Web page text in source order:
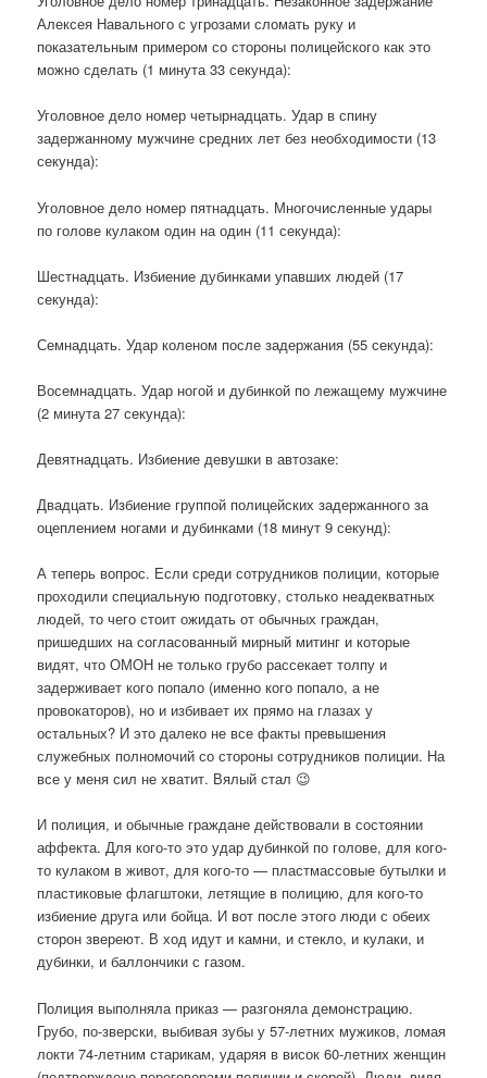
Алексея Навального с угрозами сломать руку и
показательным примером со стороны полицейского как это
можно сделать (1 минута 33 секунда):
Уголовное дело номер четырнадцать. Удар в спину
задержанному мужчине средних лет без необходимости (13
секунда):
Уголовное дело номер пятнадцать. Многочисленные удары
по голове кулаком один на один (11 секунда):
Шестнадцать. Избиение дубинками упавших людей (17
секунда):
Семнадцать. Удар коленом после задержания (55 секунда):
Восемнадцать. Удар ногой и дубинкой по лежащему мужчине
(2 минута 27 секунда):
Девятнадцать. Избиение девушки в автозаке:
Двадцать. Избиение группой полицейских задержанного за
оцеплением ногами и дубинками (18 минут 9 секунд):
А теперь вопрос. Если среди сотрудников полиции, которые
проходили специальную подготовку, столько неадекватных
людей, то чего стоит ожидать от обычных граждан,
пришедших на согласованный мирный митинг и которые
видят, что ОМОН не только грубо рассекает толпу и
задерживает кого попало (именно кого попало, а не
провокаторов), но и избивает их прямо на глазах у
остальных? И это далеко не все факты превышения
служебных полномочий со стороны сотрудников полиции. На
все у меня сил не хватит. Вялый стал 😉
И полиция, и обычные граждане действовали в состоянии
аффекта. Для кого-то это удар дубинкой по голове, для кого-
то кулаком в живот, для кого-то — пластмассовые бутылки и
пластиковые флагштоки, летящие в полицию, для кого-то
избиение друга или бойца. И вот после этого люди с обеих
сторон звереют. В ход идут и камни, и стекло, и кулаки, и
дубинки, и баллончики с газом.
Полиция выполняла приказ — разгоняла демонстрацию.
Грубо, по-зверски, выбивая зубы у 57-летних мужиков, ломая
локти 74-летним старикам, ударяя в висок 60-летних женщин